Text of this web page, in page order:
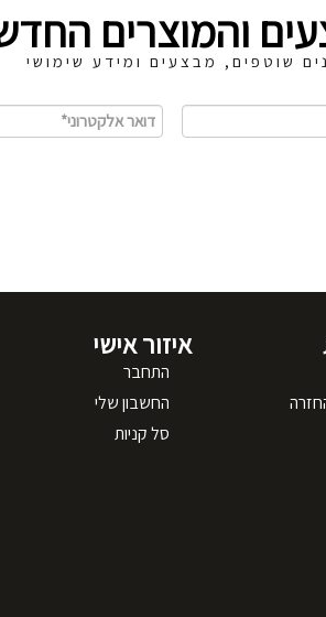
והמוצרים
שוטפים, מבצעים ומידע שימושי
איזור אישי
התחבר
החשבון שלי
סל קניות